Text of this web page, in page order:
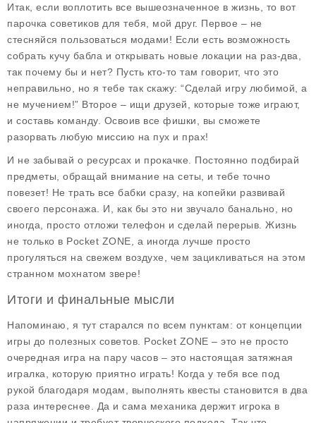
Итак, если воплотить все вышеозначенное в жизнь, то вот
парочка советиков для тебя, мой друг. Первое – не
стесняйся пользоваться модами! Если есть возможность
собрать кучу бабла и открывать новые локации на раз-два,
так почему бы и нет? Пусть кто-то там говорит, что это
неправильно, но я тебе так скажу: “Сделай игру любимой, а
не мучением!” Второе – ищи друзей, которые тоже играют,
и составь команду. Освоив все фишки, вы сможете
разорвать любую миссию на пух и прах!
И не забывай о ресурсах и прокачке. Постоянно подбирай
предметы, обращай внимание на сеты, и тебе точно
повезет! Не трать все бабки сразу, на копейки развивай
своего персонажа. И, как бы это ни звучало банально, но
иногда, просто отложи телефон и сделай перерыв. Жизнь
не только в Pocket ZONE, а иногда лучше просто
прогуляться на свежем воздухе, чем зацикливаться на этом
странном мохнатом звере!
Итоги и финальные мысли
Напоминаю, я тут старался по всем пунктам: от концепции
игры до полезных советов. Pocket ZONE – это не просто
очередная игра на пару часов – это настоящая затяжная
игралка, которую приятно играть! Когда у тебя все под
рукой благодаря модам, выполнять квесты становится в два
раза интереснее. Да и сама механика держит игрока в